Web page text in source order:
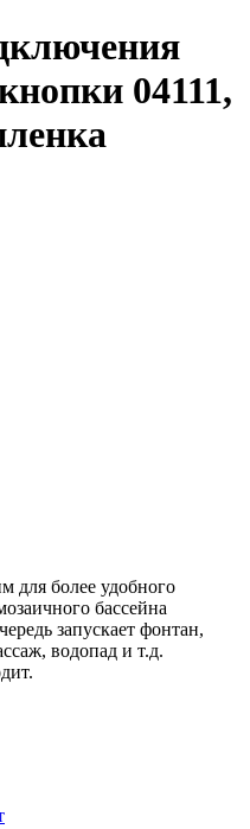
04111,
для более удобного
бассейна
запускает фонтан,
водопад и т.д.